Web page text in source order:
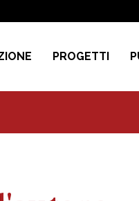
PROGETTI